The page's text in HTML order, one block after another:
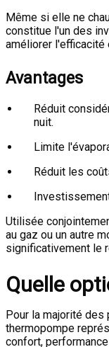
Même si elle ne
constitue l'un des
améliorer l'efficacité
Avantages
Réduit
nuit.
Limite
Réduit les
Utilisée
au gaz ou un autre
significativement le
Quelle
Pour la majorité
thermopompe
confort,